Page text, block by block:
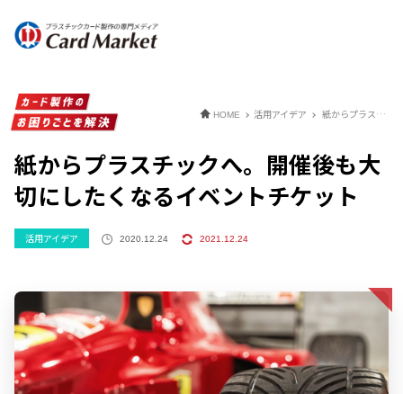
HOME 活用アイデア 紙からプラスチックへ。開催後も大切にしたくなるイベントチケット
紙からプラスチックへ。開催後も大
切にしたくなるイベントチケット
活用アイデア 2020.12.24 2021.12.24